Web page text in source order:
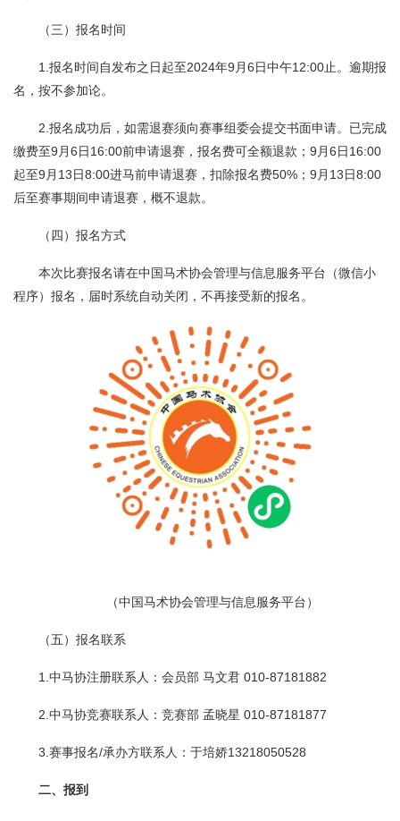
（三）报名时间
1.报名时间自发布之日起至2024年9月6日中午12:00止。逾期报
名，按不参加论。
2.报名成功后，如需退赛须向赛事组委会提交书面申请。已完成
缴费至9月6日16:00前申请退赛，报名费可全额退款；9月6日16:00
起至9月13日8:00进马前申请退赛，扣除报名费50%；9月13日8:00
后至赛事期间申请退赛，概不退款。
（四）报名方式
本次比赛报名请在中国马术协会管理与信息服务平台（微信小
程序）报名，届时系统自动关闭，不再接受新的报名。
（中国马术协会管理与信息服务平台）
（五）报名联系
1.中马协注册联系人：会员部 马文君 010-87181882
2.中马协竞赛联系人：竞赛部 孟晓星 010-87181877
3.赛事报名/承办方联系人：于培娇13218050528
二、报到